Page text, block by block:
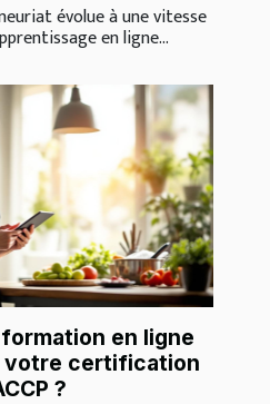
évolue à une vitesse
en ligne...
en ligne
votre certification
?